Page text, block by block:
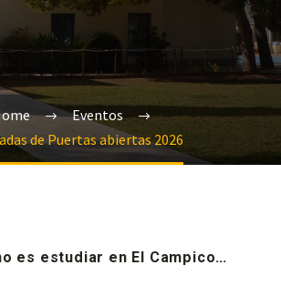
Eventos
de Puertas abiertas 2026
es estudiar en El Campico…